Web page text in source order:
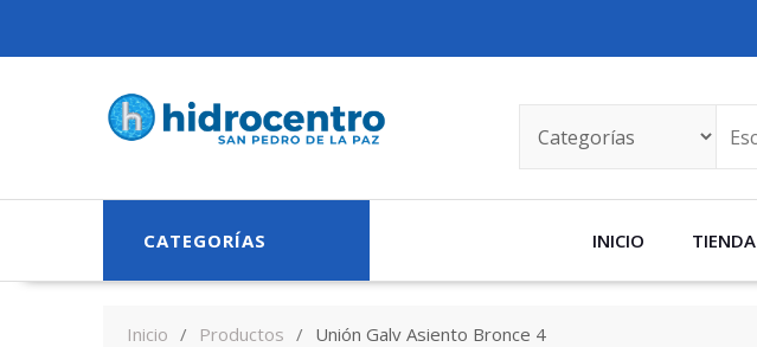
CATEGORÍAS INICIO TIENDA
Inicio Productos Unión Galv Asiento Bronce 4